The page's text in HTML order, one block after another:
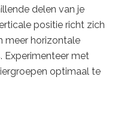
delen van je
positie richt zich
meer horizontale
Experimenteer met
optimaal te